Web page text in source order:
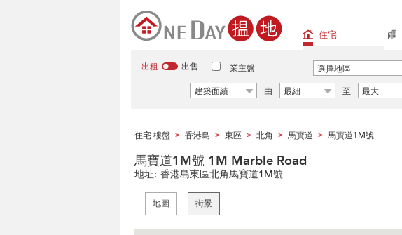
住宅
出租 出售 業主盤 選擇地區
建築面績
由 最細 至 最大
住宅 樓盤 > 香港島 > 東區 > 北角 > 馬寶道 > 馬寶道1M號
馬寶道1M號 1M Marble Road
地址: 香港島東區北角馬寶道1M號
地圖 街景